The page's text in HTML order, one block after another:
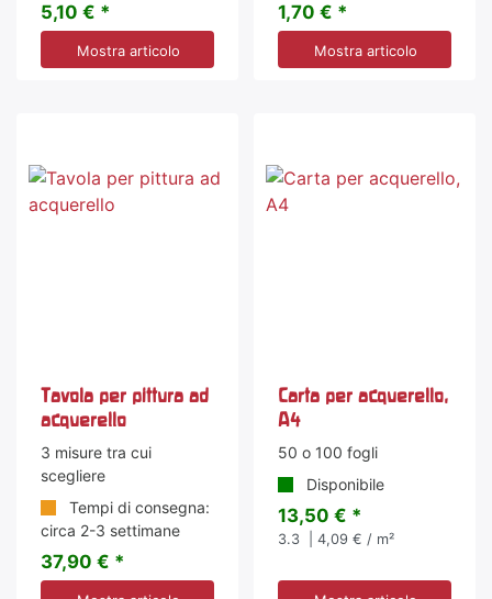
5,10 € *
Mostra articolo
1,70 € *
Mostra articolo
Tavola per pittura ad
acquerello
3 misure tra cui
scegliere
Tempi di consegna:
circa 2-3 settimane
37,90 € *
Carta per acquerello,
A4
50 o 100 fogli
Disponibile
13,50 € *
3.3 | 4,09 € / m²